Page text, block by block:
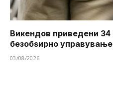
Викендов приведени 34
безобѕирно управување
03/08/2026